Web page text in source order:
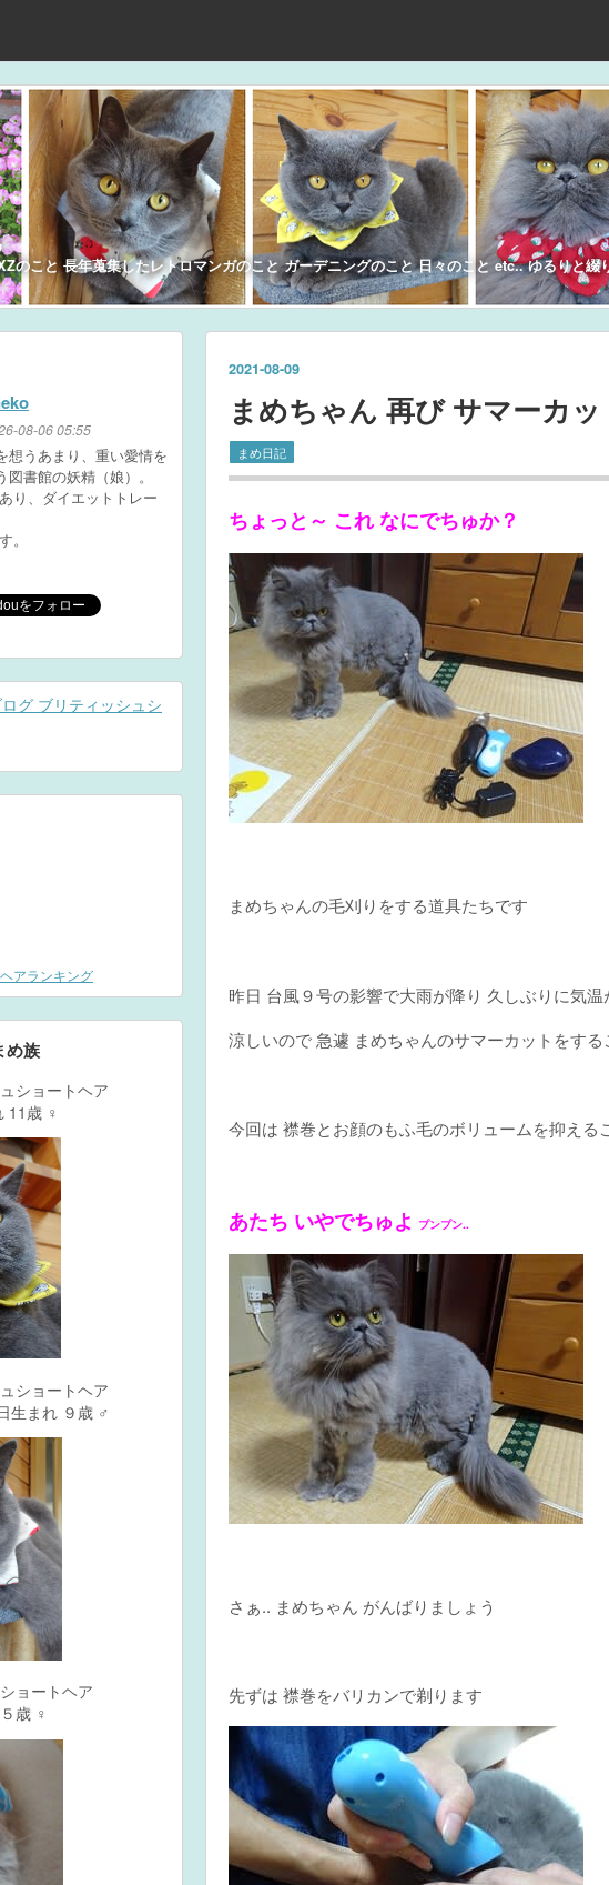
のこと 長年蒐集したレトロマンガのこと ガーデニングのこと 日々のこと etc.. ゆるりと綴
2021-08-09
まめちゃん 再び サマーカッ
まめ日記
ちょっと～ これ なにでちゅか？
まめちゃんの毛刈りをする道具たちです
昨日 台風９号の影響で大雨が降り 久しぶりに気温
涼しいので 急遽 まめちゃんのサマーカットをする
今回は 襟巻とお顔のもふ毛のボリュームを抑える
あたち いやでちゅよ プンプン..
さぁ.. まめちゃん がんばりましょう
先ずは 襟巻をバリカンで剃ります
08-06 05:55
想うあまり、重い愛情を
書館の妖精（娘）。
り、ダイエットトレー
。
をフォロー
アランキング
め族
ュショートヘア
11歳 ♀
ショートヘア
まれ ９歳 ♂
クショートヘア
歳 ♀